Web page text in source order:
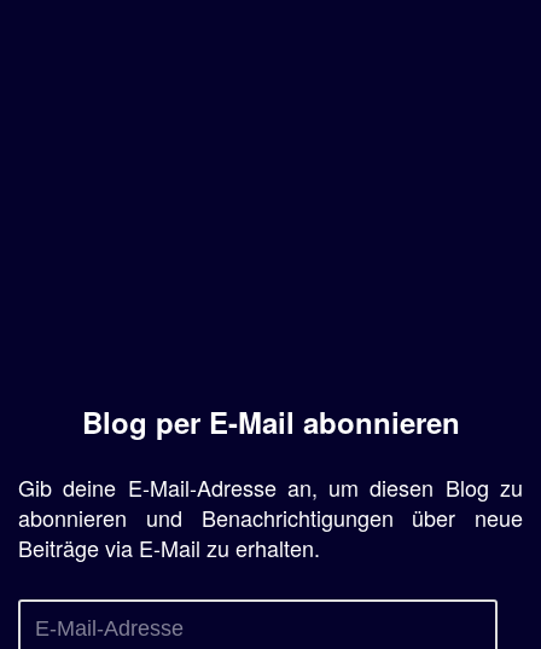
Blog per E-Mail abonnieren
Gib deine E-Mail-Adresse an, um diesen Blog zu
abonnieren und Benachrichtigungen über neue
Beiträge via E-Mail zu erhalten.